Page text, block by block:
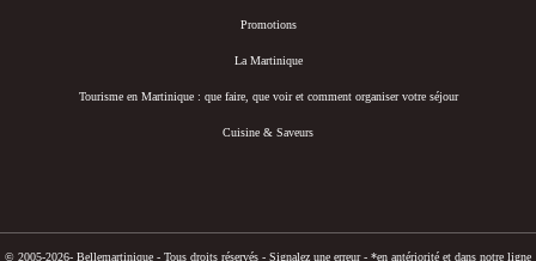
Promotions
La Martinique
Tourisme en Martinique : que faire, que voir et comment organiser votre séjour
Cuisine & Saveurs
© 2005-2026- Bellemartinique - Tous droits réservés - Signalez une erreur - *en antériorité et dans notre ligne